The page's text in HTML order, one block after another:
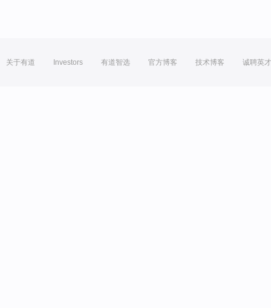
关于有道 Investors 有道智选 官方博客 技术博客 诚聘英才